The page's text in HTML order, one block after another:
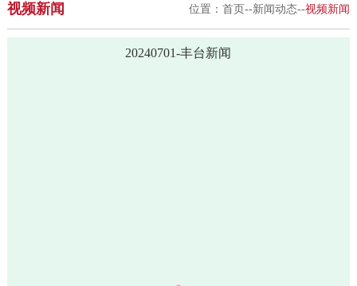
视频新闻 位置：首页--新闻动态--视频新闻
20240701-丰台新闻